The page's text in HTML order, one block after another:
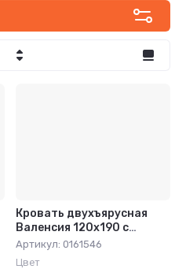
Кровать двухъярусная
Валенсия 120х190 с
полкой чёрный/дуб крафт
табак
Артикул: 0161546
Цвет